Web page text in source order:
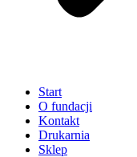
Start
O fundacji
Kontakt
Drukarnia
Sklep